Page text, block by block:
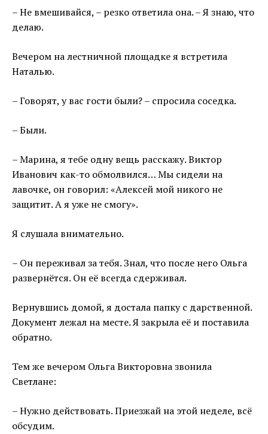
– Не вмешивайся, – резко ответила она. – Я знаю, что
делаю.
Вечером на лестничной площадке я встретила
Наталью.
– Говорят, у вас гости были? – спросила соседка.
– Были.
– Марина, я тебе одну вещь расскажу. Виктор
Иванович как-то обмолвился… Мы сидели на
лавочке, он говорил: «Алексей мой никого не
защитит. А я уже не смогу».
Я слушала внимательно.
– Он переживал за тебя. Знал, что после него Ольга
развернётся. Он её всегда сдерживал.
Вернувшись домой, я достала папку с дарственной.
Документ лежал на месте. Я закрыла её и поставила
обратно.
Тем же вечером Ольга Викторовна звонила
Светлане:
– Нужно действовать. Приезжай на этой неделе, всё
обсудим.